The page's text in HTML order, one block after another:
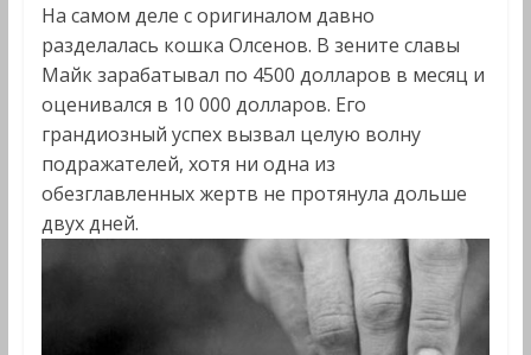
На самом деле с оригиналом давно
разделалась кошка Олсенов. В зените славы
Майк зарабатывал по 4500 долларов в месяц и
оценивался в 10 000 долларов. Его
грандиозный успех вызвал целую волну
подражателей, хотя ни одна из
обезглавленных жертв не протянула дольше
двух дней.